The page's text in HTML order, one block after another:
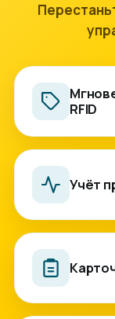
RFID
секунду
графиком
персонала.
данных.
Учёт